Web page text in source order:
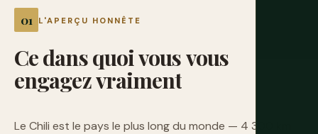
L'APERÇU HONNÊTE
Cedansquoivousvous
engagezvraiment
Le Chili est le pays le plus long du monde — 4 300 km